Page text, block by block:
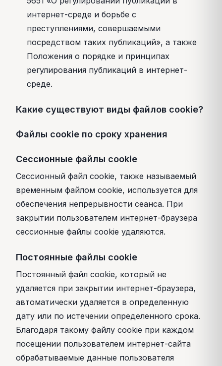
интернет-среде и борьбе с
преступлениями, совершаемыми
посредством таких публикаций», а также
Положения о порядке и принципах
регулирования публикаций в интернет-
среде.
Какие существуют виды файлов cookie?
Файлы cookie по сроку хранения
Сессионные файлы cookie
Сессионный файл cookie, также называемый
временным файлом cookie, используется для
обеспечения непрерывности сеанса. При
закрытии пользователем интернет-браузера
сессионные файлы cookie удаляются.
Постоянные файлы cookie
Постоянный файл cookie, который не
удаляется при закрытии интернет-браузера,
автоматически удаляется в определенную
дату или по истечении определенного срока.
Благодаря такому файлу cookie при каждом
посещении пользователем интернет-сайта
обрабатываемые данные пользователя